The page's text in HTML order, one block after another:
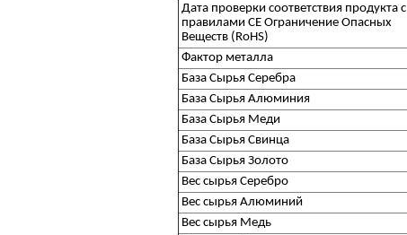
Дата проверки соответствия продукта с
правилами CE Ограничение Опасных
Веществ (RoHS)
Фактор металла
База Сырья Серебра
База Сырья Алюминия
База Сырья Меди
База Сырья Свинца
База Сырья Золото
Вес сырья Серебро
Вес сырья Алюминий
Вес сырья Медь